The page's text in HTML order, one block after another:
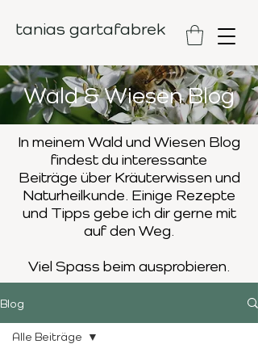
tanias gartafabrek
Wald & Wiesen Blog
In meinem Wald und Wiesen Blog
findest du interessante
Beiträge über Kräuterwissen und
Naturheilkunde. Einige Rezepte
und Tipps gebe ich dir gerne mit
auf den Weg.
Viel Spass beim ausprobieren.
Blog
Alle Beiträge